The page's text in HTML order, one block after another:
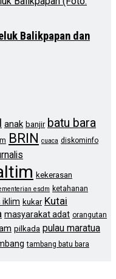
Balikpapan dan
anak banjir batu bara
BRIN cuaca diskominfo
kekerasan
esdm ketahanan
iklim kukar Kutai
masyarakat adat orangutan
pilkada pulau maratua
tambang batu bara